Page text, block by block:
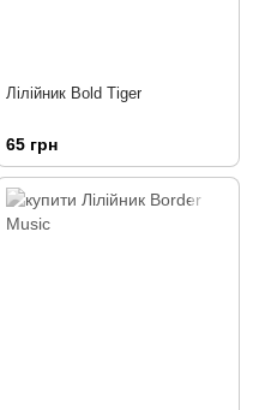
Лілійник Bold Tiger
65 грн